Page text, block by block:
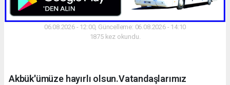
06.08.2026 - 12:00, Güncelleme: 06.08.2026 - 14:10
1875 kez okundu.
Akbük'ümüze hayırlı olsun.Vatandaşlarımız